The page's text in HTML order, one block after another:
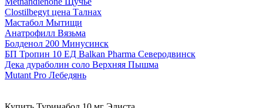
Clostilbegyt цена Талнах
Мастабол Мытищи
Анатрофилл Вязьма
Болденол 200 Минусинск
БП Тропин 10 ЕД Balkan Pharma Северодвинск
Дека дураболин соло Верхняя Пышма
Mutant Pro Лебедянь